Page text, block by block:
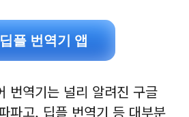
플 번역기 앱
번역기는 널리 알려진 구글
파고, 딥플 번역기 등 대부분